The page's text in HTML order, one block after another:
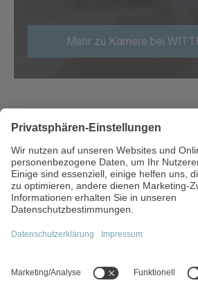
Mehr zu Karriere bei
Walter-
97999 Igersheim
Deutschland
+49 7931 493-0
Top-Themen: